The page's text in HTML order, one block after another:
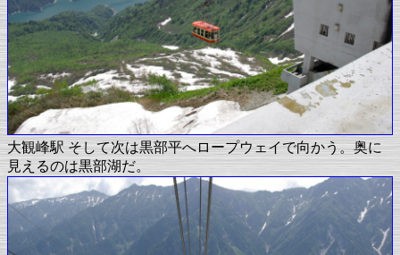
大観峰駅 そして次は黒部平へロープウェイで向かう。奥に
見えるのは黒部湖だ。